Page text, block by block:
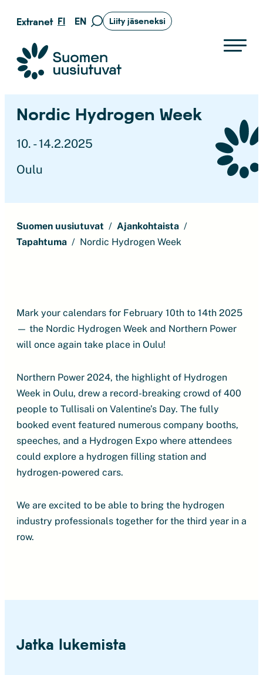
Siirry
sisältöön
Extranet FI EN
Siirry
Liity jäseneksi
Suomen uusiutuvat ry
Nordic Hydrogen Week
10. - 14.2.2025
Oulu
Suomen uusiutuvat
Ajankohtaista
Tapahtuma
Nordic Hydrogen Week
Mark your calendars for February 10th to 14th 2025
— the Nordic Hydrogen Week and Northern Power
will once again take place in Oulu!
Northern Power 2024, the highlight of Hydrogen
Week in Oulu, drew a record-breaking crowd of 400
people to Tullisali on Valentine’s Day. The fully
booked event featured numerous company booths,
speeches, and a Hydrogen Expo where attendees
could explore a hydrogen filling station and
hydrogen-powered cars.
We are excited to be able to bring the hydrogen
industry professionals together for the third year in a
row.
Jatka lukemista